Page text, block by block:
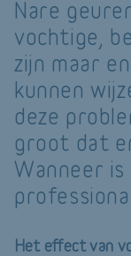
Nare
vochtige,
zijn maar
kunnen
deze
groot dat
Wanneer
Het effect van